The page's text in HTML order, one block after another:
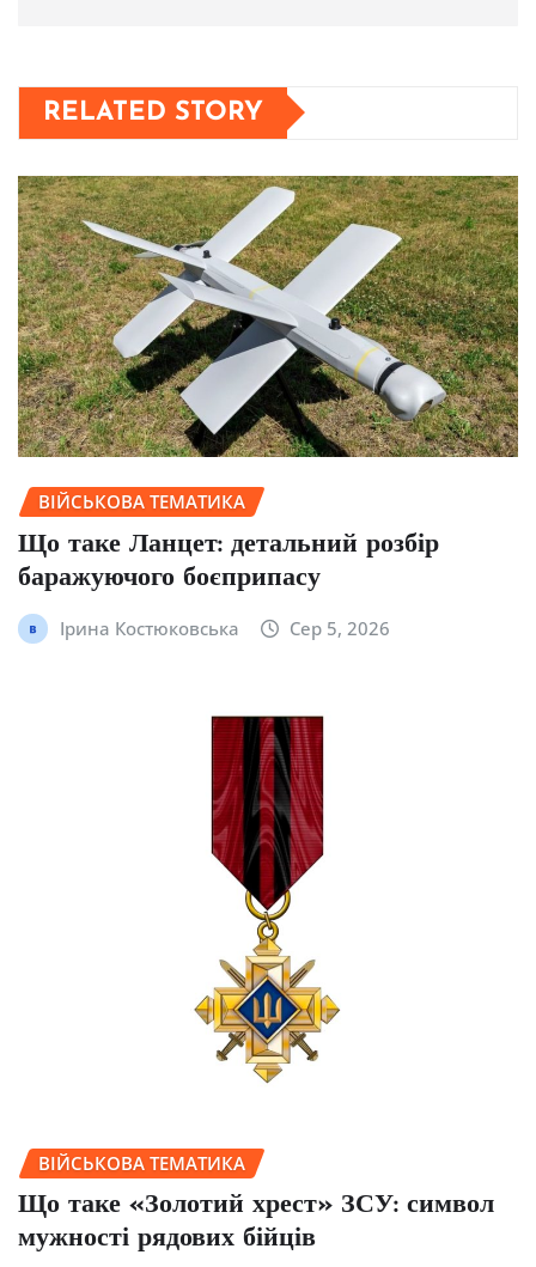
RELATED STORY
ВІЙСЬКОВА ТЕМАТИКА
Що таке Ланцет: детальний розбір
баражуючого боєприпасу
Ірина Костюковська Сер 5, 2026
ВІЙСЬКОВА ТЕМАТИКА
Що таке «Золотий хрест» ЗСУ: символ
мужності рядових бійців